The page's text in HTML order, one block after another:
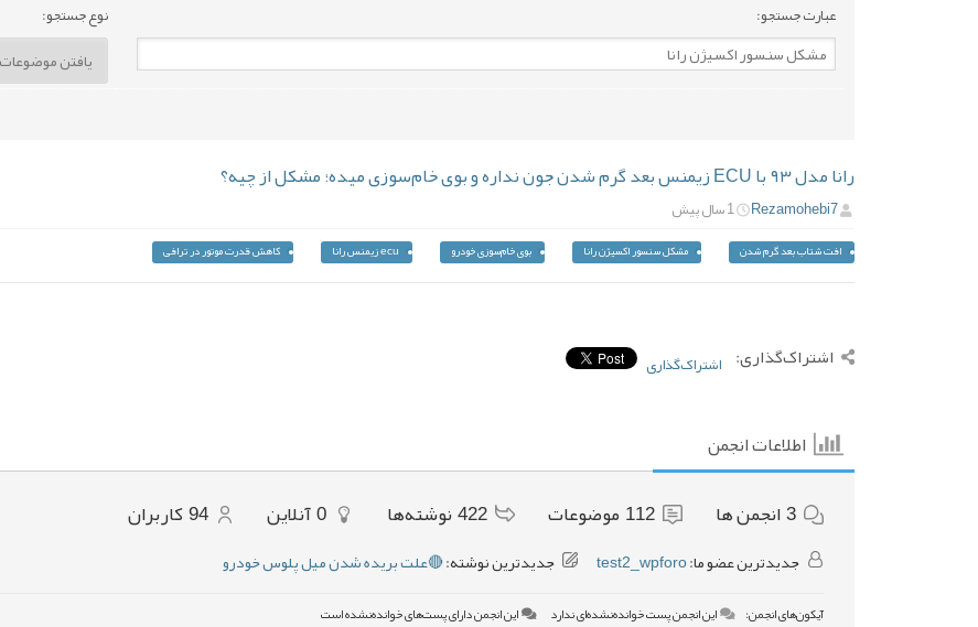
عبارت جستجو: نوع جستجو:
رانا مدل ۹۳ با ECU زیمنس بعد گرم شدن جون نداره و بوی خام‌سوزی میده؛ مشکل از چیه؟
Rezamohebi7 1 سال پیش
افت شتاب بعد گرم شدن مشکل سنسور اکسیژن رانا بوی خام‌سوزی خودرو ecu زیمنس رانا کاهش قدرت موتور در ترافی
اشتراک‌گذاری: اشتراک‌گذاری
اطلاعات انجمن
3انجمن ها 112 موضوعات 422نوشته‌ها 0آنلاین 94کاربران
جدیدترین عضو ما:test2_wpforo جدیدترین نوشته:🔴علت بریده شدن میل پلوس خودرو
آیکون‌های انجمن: این انجمن پست خوانده‌نشده‌ای ندارد
این انجمن دارای پست‌های خوانده‌نشده است